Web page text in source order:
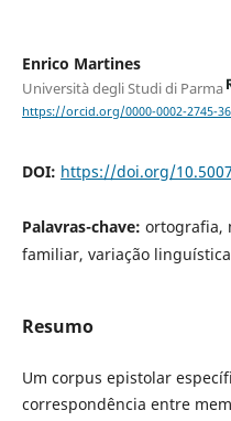
Enrico Martines
Università degli Studi di Parma
https://orcid.org/0000-0002-2745-
DOI: https://doi.org/
Palavras-chave: ortografia,
familiar, variação linguística
Resumo
Um corpus epistolar
correspondência entre